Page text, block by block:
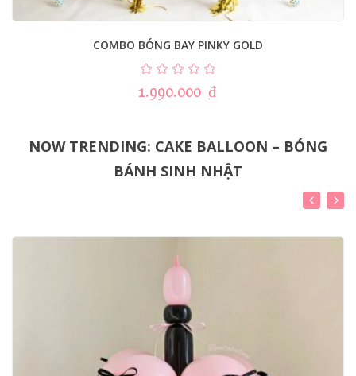
COMBO BÓNG BAY PINKY GOLD
1.990.000 ₫
NOW TRENDING: CAKE BALLOON – BÓNG
BÁNH SINH NHẬT